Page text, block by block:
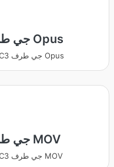
AC3 جي طرف Opus
تبديل ڪريو AC3 جي طرف Opus
AC3 جي طرف MOV
تبديل ڪريو AC3 جي طرف MOV